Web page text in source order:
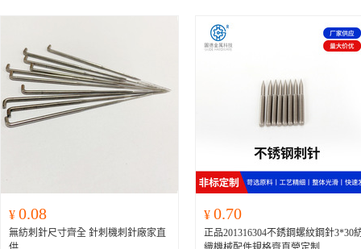
¥ 0.08
無紡刺針尺寸齊全 針刺機刺針廠家直
¥ 0.70
正品201316304不銹鋼螺紋鋼針3*30